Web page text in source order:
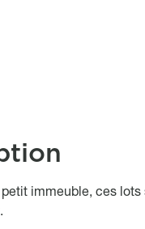
immeuble, ces